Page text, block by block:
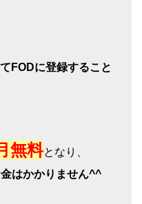
FODに登録すること
無料となり、
はかかりません^^